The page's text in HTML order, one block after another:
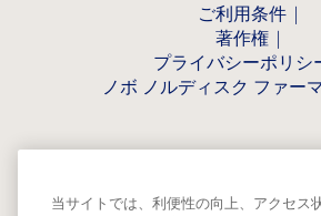
ご利用条件
著作権
プライバシーポリシ
ノボ ノルディスク ファー
当サイトでは、利便性の向上、アクセス